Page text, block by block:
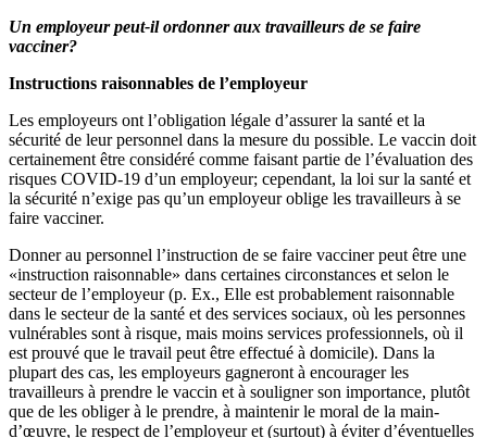
Un employeur peut-il ordonner aux travailleurs de se faire
vacciner?
Instructions raisonnables de l’employeur
Les employeurs ont l’obligation légale d’assurer la santé et la
sécurité de leur personnel dans la mesure du possible. Le vaccin doit
certainement être considéré comme faisant partie de l’évaluation des
risques COVID-19 d’un employeur; cependant, la loi sur la santé et
la sécurité n’exige pas qu’un employeur oblige les travailleurs à se
faire vacciner.
Donner au personnel l’instruction de se faire vacciner peut être une
«instruction raisonnable» dans certaines circonstances et selon le
secteur de l’employeur (p. Ex., Elle est probablement raisonnable
dans le secteur de la santé et des services sociaux, où les personnes
vulnérables sont à risque, mais moins services professionnels, où il
est prouvé que le travail peut être effectué à domicile). Dans la
plupart des cas, les employeurs gagneront à encourager les
travailleurs à prendre le vaccin et à souligner son importance, plutôt
que de les obliger à le prendre, à maintenir le moral de la main-
d’œuvre, le respect de l’employeur et (surtout) à éviter d’éventuelles